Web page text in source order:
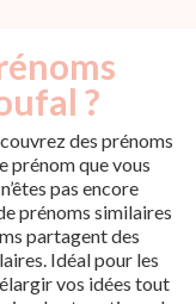
?
des prénoms
prénom que vous
pas encore
prénoms similaires
partagent des
Idéal pour les
vos idées tout